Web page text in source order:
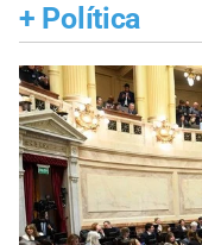
+ Política